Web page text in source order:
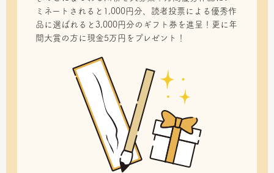
ミネートされると1,000円分、読者投票による優秀作
品に選ばれると3,000円分のギフト券を進呈！更に年
間大賞の方に現金5万円をプレゼント！